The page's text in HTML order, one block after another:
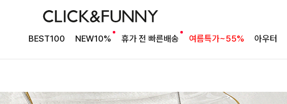
BEST100 NEW10% 휴가 전 빠른배송 여름특가~55% 아우터